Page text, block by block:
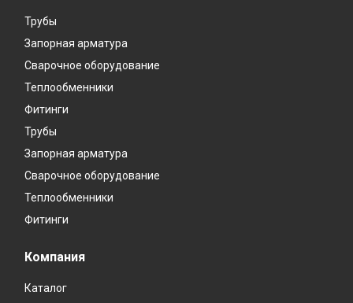
Трубы
Запорная арматура
Сварочное оборудование
Теплообменники
Фитинги
Трубы
Запорная арматура
Сварочное оборудование
Теплообменники
Фитинги
Компания
Каталог